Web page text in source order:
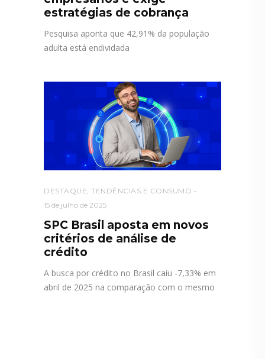
estratégias de cobrança
Pesquisa aponta que 42,91% da população
adulta está endividada
DESTAQUE TENDÊNCIAS E CONSUMO
15 de julho de 2025
SPC Brasil aposta em novos
critérios de análise de
crédito
A busca por crédito no Brasil caiu -7,33% em
abril de 2025 na comparação com o mesmo